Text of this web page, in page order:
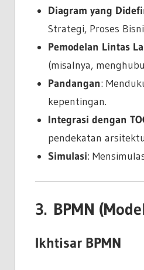
Diagram yang
Strategi, Proses
Pemodelan Lintas
(misalnya,
Pandangan:
kepentingan.
Integrasi dengan
pendekatan
Simulasi:
3. BPMN
Ikhtisar BPMN